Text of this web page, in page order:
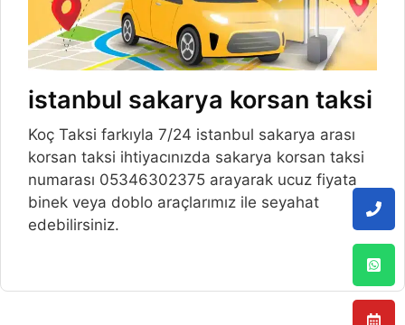
istanbul sakarya korsan taksi
Koç Taksi farkıyla 7/24 istanbul sakarya arası
korsan taksi ihtiyacınızda sakarya korsan taksi
numarası 05346302375 arayarak ucuz fiyata
binek veya doblo araçlarımız ile seyahat
edebilirsiniz.